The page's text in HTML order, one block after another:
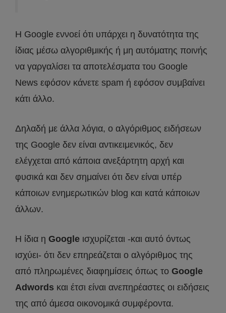
Η Google εννοεί ότι υπάρχει η δυνατότητα της
ίδιας μέσω αλγοριθμικής ή μη αυτόματης ποινής
να γαργαλίσει τα αποτελέσματα του Google
News εφόσον κάνετε spam ή εφόσον συμβαίνει
κάτι άλλο.
Δηλαδή με άλλα λόγια, ο αλγόριθμος ειδήσεων
της Google δεν είναι αντικειμενικός, δεν
ελέγχεται από κάποια ανεξάρτητη αρχή και
φυσικά και δεν σημαίνει ότι δεν είναι υπέρ
κάποιων ενημερωτικών blog και κατά κάποιων
άλλων.
Η ίδια η Google ισχυρίζεται -και αυτό όντως
ισχύει- ότι δεν επηρεάζεται ο αλγόριθμος της
από πληρωμένες διαφημίσεις όπως το Google
Adwords και έτσι είναι ανεπηρέαστες οι ειδήσεις
της από άμεσα οικονομικά συμφέροντα.